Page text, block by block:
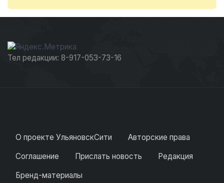
Тел редакции: 8-917-053-73-16
О проекте УльяновскСити
Авторские права
Соглашение
Прислать новость
Редакция
Бренд-материалы